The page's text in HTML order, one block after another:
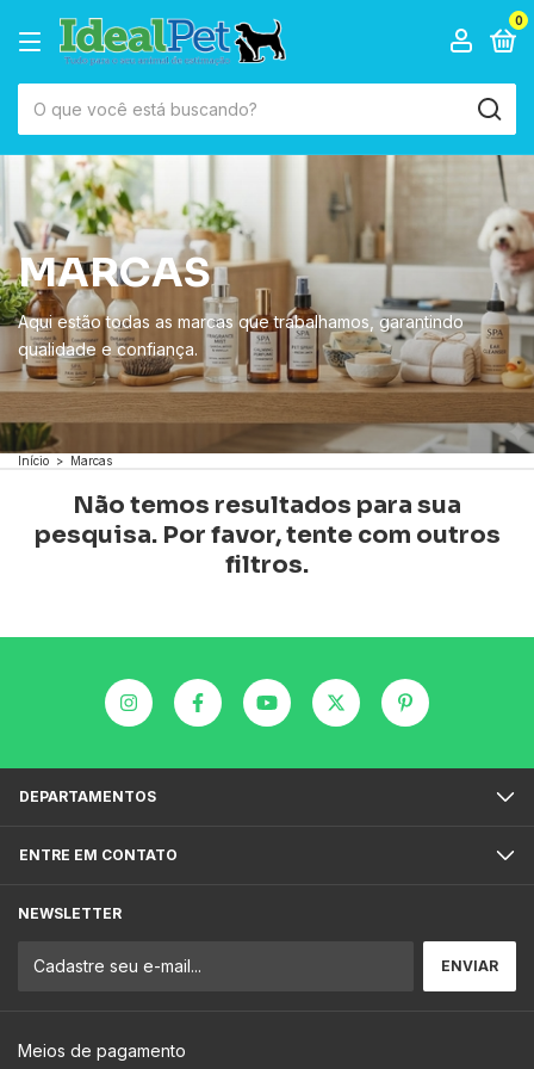
0
MARCAS
Aqui estão todas as marcas que trabalhamos, garantindo
qualidade e confiança.
Início > Marcas
Não temos resultados para sua
pesquisa. Por favor, tente com outros
filtros.
DEPARTAMENTOS
ENTRE EM CONTATO
NEWSLETTER
Meios de pagamento